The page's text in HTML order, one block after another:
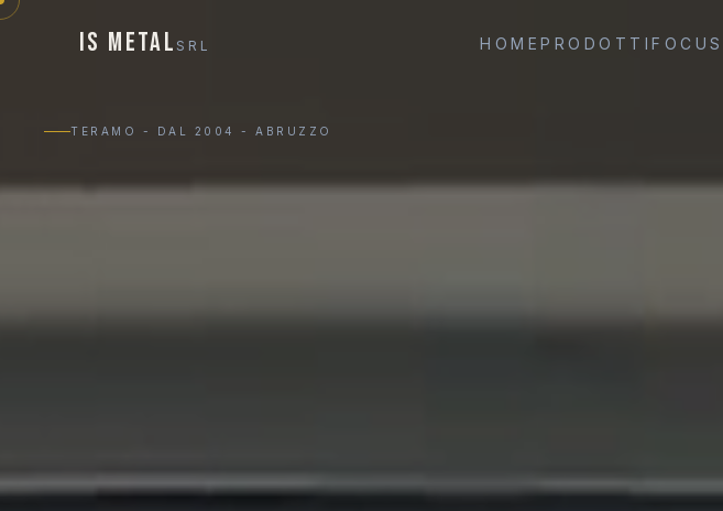
IS METAL SRL HOMEPRODOTTIFOCUS
TERAMO - DAL 2004 - ABRUZZO